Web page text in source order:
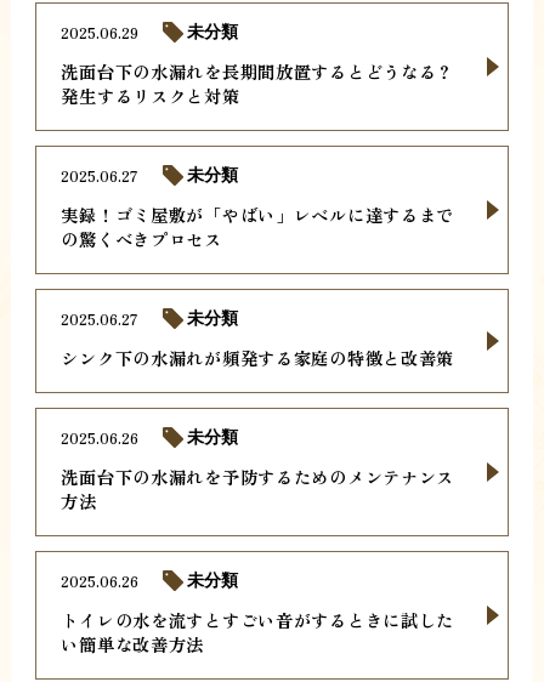
洗面台下の水漏れを長期間放置するとどうなる？
発生するリスクと対策
2025.06.29 未分類
実録！ゴミ屋敷が「やばい」レベルに達するまで
の驚くべきプロセス
2025.06.27 未分類
シンク下の水漏れが頻発する家庭の特徴と改善策
2025.06.27 未分類
洗面台下の水漏れを予防するためのメンテナンス
方法
2025.06.26 未分類
トイレの水を流すとすごい音がするときに試した
い簡単な改善方法
2025.06.26 未分類